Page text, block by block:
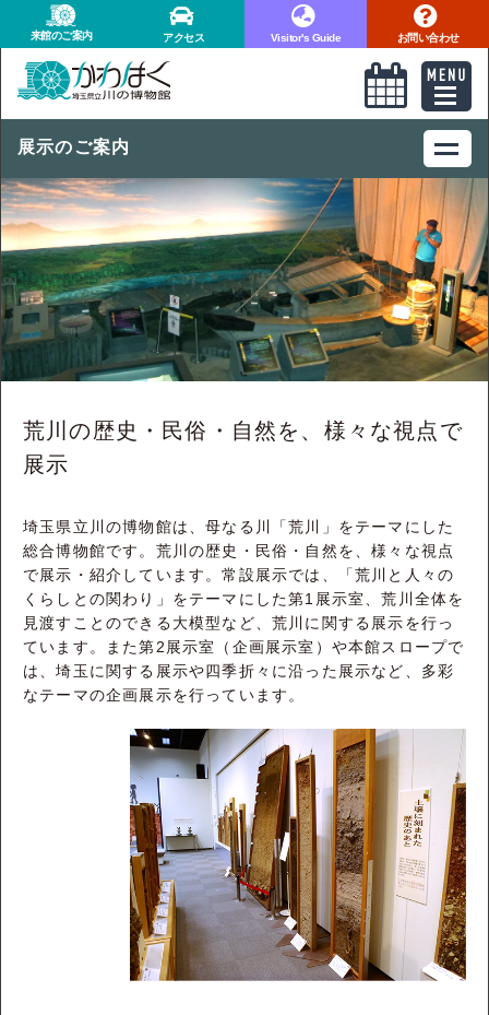
来館のご案内 アクセス Visitor's Guide お問い合わせ
展示のご案内
荒川の歴史・民俗・自然を、様々な視点で
展示
埼玉県立川の博物館は、母なる川「荒川」をテーマにした
総合博物館です。荒川の歴史・民俗・自然を、様々な視点
で展示・紹介しています。常設展示では、「荒川と人々の
くらしとの関わり」をテーマにした第1展示室、荒川全体を
見渡すことのできる大模型など、荒川に関する展示を行っ
ています。また第2展示室（企画展示室）や本館スロープで
は、埼玉に関する展示や四季折々に沿った展示など、多彩
なテーマの企画展示を行っています。